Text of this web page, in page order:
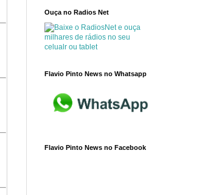
Ouça no Radios Net
Flavio Pinto News no Whatsapp
Flavio Pinto News no Facebook